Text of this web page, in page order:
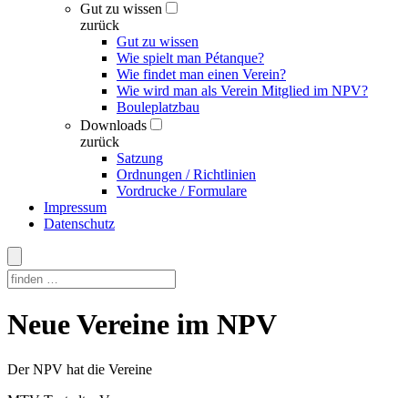
Gut zu wissen
zurück
Gut zu wissen
Wie spielt man Pétanque?
Wie findet man einen Verein?
Wie wird man als Verein Mitglied im NPV?
Bouleplatzbau
Downloads
zurück
Satzung
Ordnungen / Richtlinien
Vordrucke / Formulare
Impressum
Datenschutz
Skip
to
Neue Vereine im NPV
Der NPV hat die Vereine